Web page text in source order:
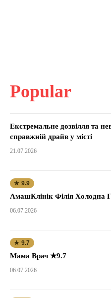
Popular
Екстремальне дозвілля та
справжній драйв у місті
21.07.2026
★ 9.9
АмашКлінік Філія Холодна
06.07.2026
★ 9.7
Мама Врач ★9.7
06.07.2026